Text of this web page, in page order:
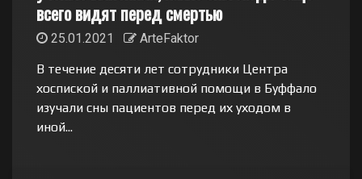
всего видят перед смертью
25.01.2021
ArteFaktor
В течение десяти лет сотрудники Центра
хоспиской и паллиативной помощи в Буффало
изучали сны пациентов перед их уходом в
иной...